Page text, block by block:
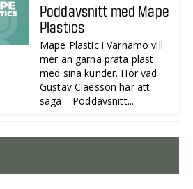
Poddavsnitt med Mape
Plastics
Mape Plastic i Värnamo vill
mer än gärna prata plast
med sina kunder. Hör vad
Gustav Claesson har att
säga. Poddavsnitt...